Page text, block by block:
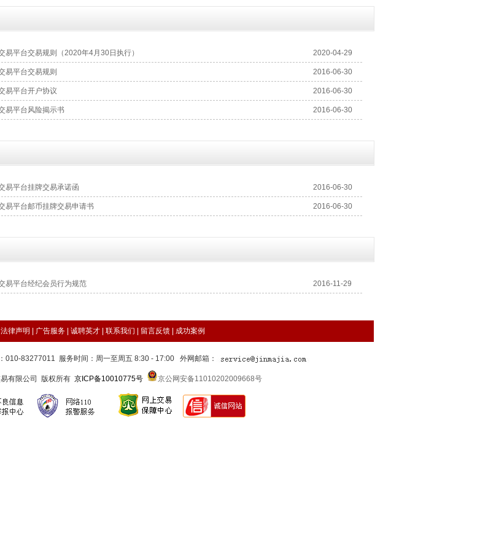
易平台交易规则（2020年4月30日执行） 2020-04-29
易平台交易规则 2016-06-30
易平台开户协议 2016-06-30
易平台风险揭示书 2016-06-30
易平台挂牌交易承诺函 2016-06-30
易平台邮币挂牌交易申请书 2016-06-30
易平台经纪会员行为规范 2016-11-29
法律声明 广告服务| 诚聘英才| 联系我们 留言反馈| 成功案例
83277011 服务时间：周一至周五 8:30 - 17:00 外网邮箱：
有限公司 版权所有 京ICP备10010775号 京公网安备11010202009668号